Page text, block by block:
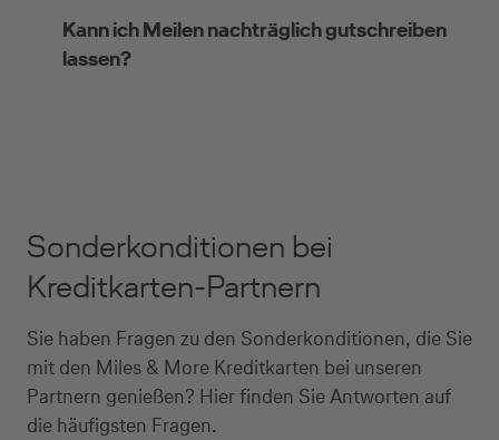
Kann ich Meilen nachträglich gutschreiben
lassen?
Sonderkonditionen bei
Kreditkarten-Partnern
Sie haben Fragen zu den Sonderkonditionen, die Sie
mit den Miles & More Kreditkarten bei unseren
Partnern genießen? Hier finden Sie Antworten auf
die häufigsten Fragen.